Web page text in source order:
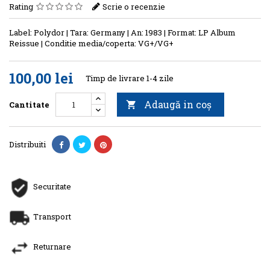
Rating Scrie o recenzie
Label: Polydor | Tara: Germany | An: 1983 | Format: LP Album
Reissue | Conditie media/coperta: VG+/VG+
100,00 lei Timp de livrare 1-4 zile
Cantitate  Adaugă in coş
Distribuiti
Securitate
Transport
Returnare